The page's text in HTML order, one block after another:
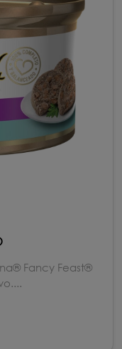
Fancy Feast®